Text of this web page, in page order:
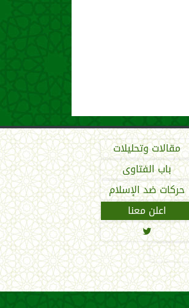
مقالات وتحليلات
باب الفتاوى
حركات ضد الإسلام
اعلن معنا
